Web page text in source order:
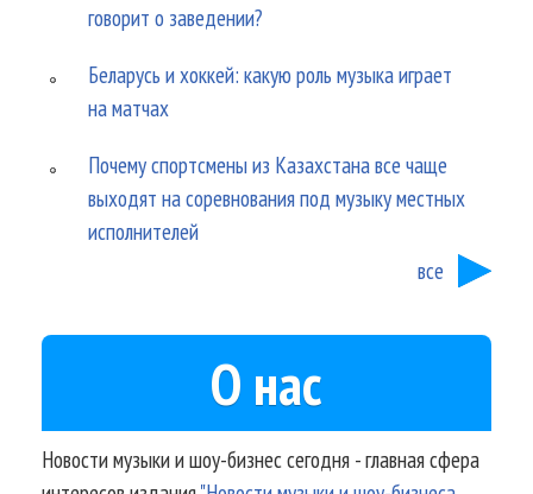
говорит о заведении?
Беларусь и хоккей: какую роль музыка играет
на матчах
Почему спортсмены из Казахстана все чаще
выходят на соревнования под музыку местных
исполнителей
все
О нас
Новости музыки и шоу-бизнес сегодня - главная сфера